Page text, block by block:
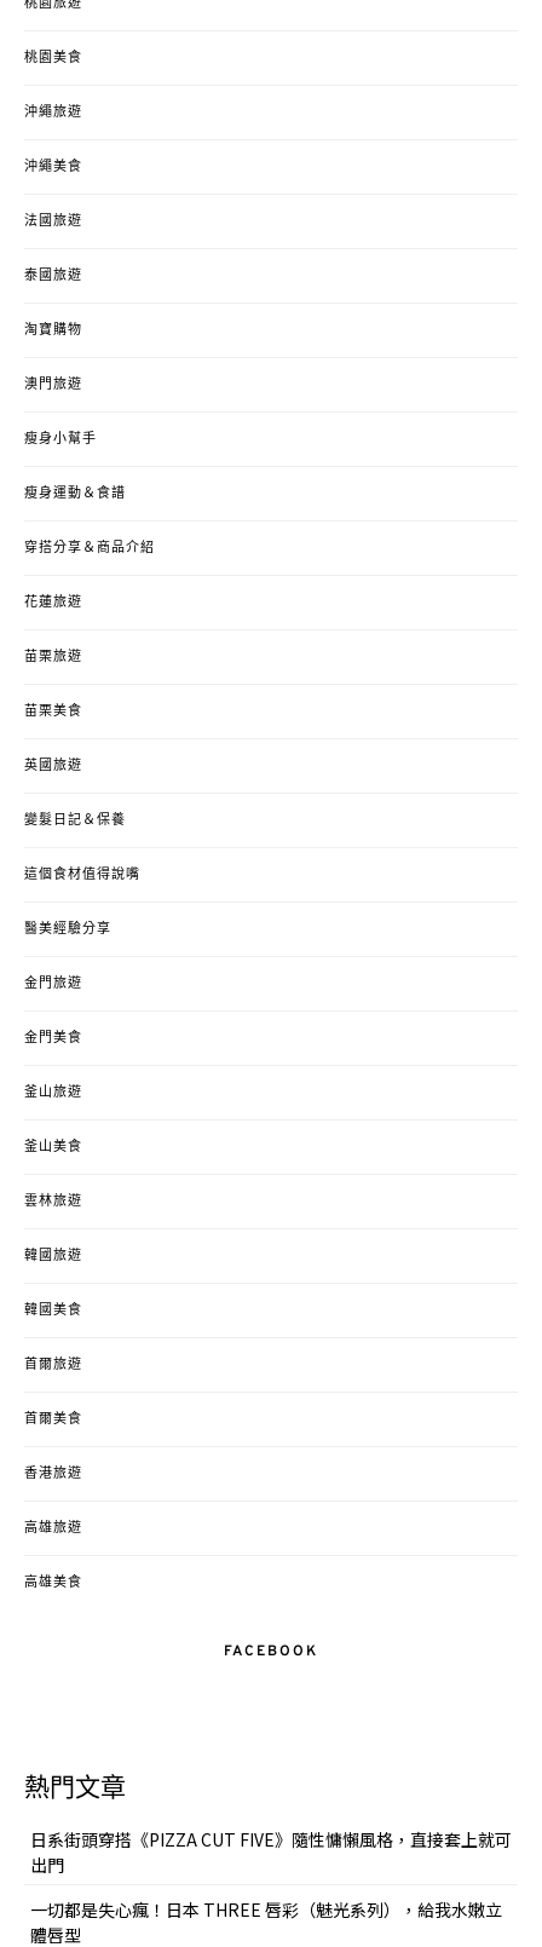
桃園旅遊
桃園美食
沖繩旅遊
沖繩美食
法國旅遊
泰國旅遊
淘寶購物
澳門旅遊
瘦身小幫手
瘦身運動＆食譜
穿搭分享＆商品介紹
花蓮旅遊
苗栗旅遊
苗栗美食
英國旅遊
變髮日記＆保養
這個食材值得說嘴
醫美經驗分享
金門旅遊
金門美食
釜山旅遊
釜山美食
雲林旅遊
韓國旅遊
韓國美食
首爾旅遊
首爾美食
香港旅遊
高雄旅遊
高雄美食
FACEBOOK
熱門文章
日系街頭穿搭《PIZZA CUT FIVE》隨性慵懶風格，直接套上就可
出門
一切都是失心瘋！日本 THREE 唇彩（魅光系列），給我水嫩立
體唇型